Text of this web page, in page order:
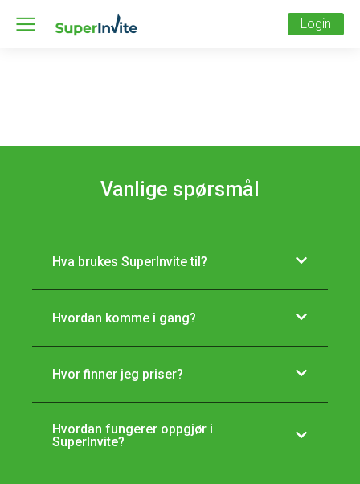
Login
Vanlige spørsmål
Hva brukes SuperInvite til?
Hvordan komme i gang?
Hvor finner jeg priser?
Hvordan fungerer oppgjør i
SuperInvite?